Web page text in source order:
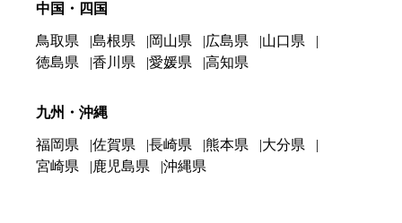
中国・四国
鳥取県 島根県 岡山県 広島県
山口県
徳島県
香川県 愛媛県 高知県
九州・沖縄
福岡県 佐賀県 長崎県 熊本県
大分県
宮崎県
鹿児島県 沖縄県